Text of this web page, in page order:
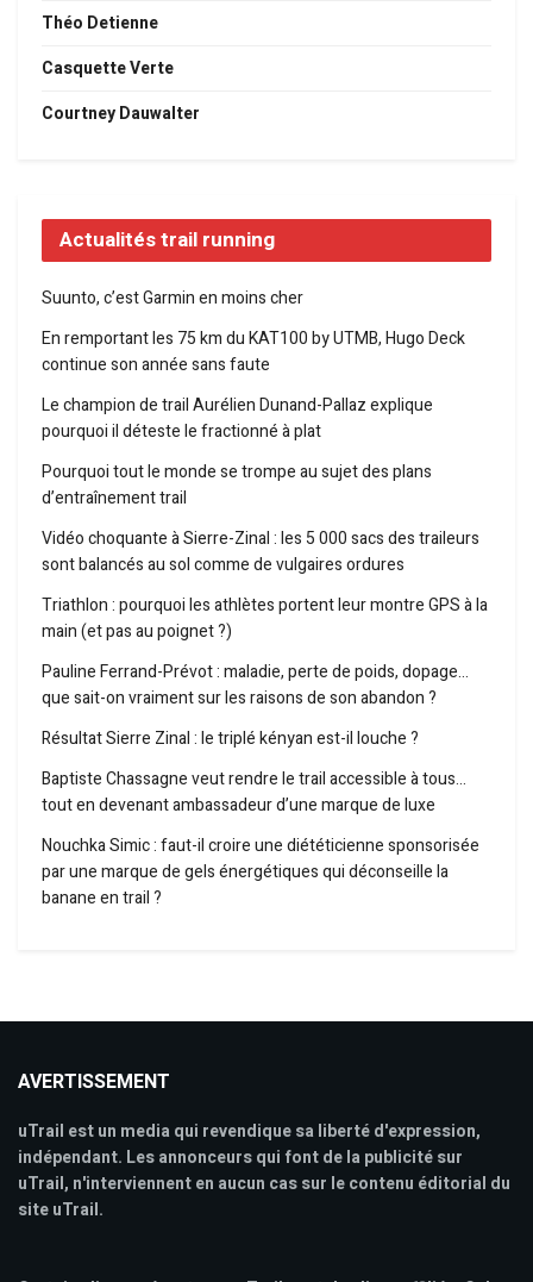
Théo Detienne
Casquette Verte
Courtney Dauwalter
Actualités trail running
Suunto, c’est Garmin en moins cher
En remportant les 75 km du KAT100 by UTMB, Hugo Deck
continue son année sans faute
Le champion de trail Aurélien Dunand-Pallaz explique
pourquoi il déteste le fractionné à plat
Pourquoi tout le monde se trompe au sujet des plans
d’entraînement trail
Vidéo choquante à Sierre-Zinal : les 5 000 sacs des traileurs
sont balancés au sol comme de vulgaires ordures
Triathlon : pourquoi les athlètes portent leur montre GPS à la
main (et pas au poignet ?)
Pauline Ferrand-Prévot : maladie, perte de poids, dopage…
que sait-on vraiment sur les raisons de son abandon ?
Résultat Sierre Zinal : le triplé kényan est-il louche ?
Baptiste Chassagne veut rendre le trail accessible à tous…
tout en devenant ambassadeur d’une marque de luxe
Nouchka Simic : faut-il croire une diététicienne sponsorisée
par une marque de gels énergétiques qui déconseille la
banane en trail ?
AVERTISSEMENT
uTrail est un media qui revendique sa liberté d'expression,
indépendant. Les annonceurs qui font de la publicité sur
uTrail, n'interviennent en aucun cas sur le contenu éditorial du
site uTrail.